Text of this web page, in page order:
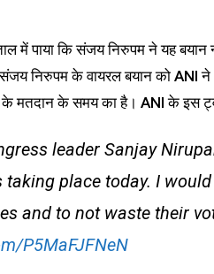
में पाया कि संजय निरुपम ने यह
निरुपम के वायरल बयान को ANI
मतदान के समय का है। ANI के इस
leader Sanjay
place today. I
and to not waste their
P5MaFJFNeN